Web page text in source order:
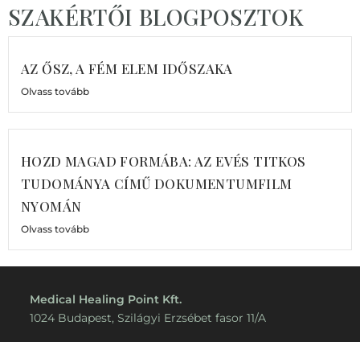
SZAKÉRTŐI BLOGPOSZTOK
AZ ŐSZ, A FÉM ELEM IDŐSZAKA
Olvass tovább
HOZD MAGAD FORMÁBA: AZ EVÉS TITKOS
TUDOMÁNYA CÍMŰ DOKUMENTUMFILM
NYOMÁN
Olvass tovább
Medical Healing Point Kft.
1024 Budapest, Szilágyi Erzsébet fasor 11/A